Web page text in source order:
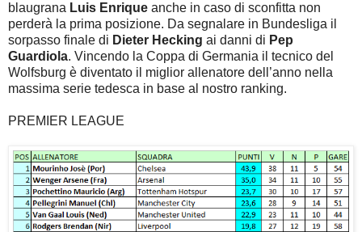
blaugrana Luis Enrique anche in caso di sconfitta non
perderà la prima posizione. Da segnalare in Bundesliga il
sorpasso finale di Dieter Hecking ai danni di Pep
Guardiola. Vincendo la Coppa di Germania il tecnico del
Wolfsburg è diventato il miglior allenatore dell’anno nella
massima serie tedesca in base al nostro ranking.
PREMIER LEAGUE